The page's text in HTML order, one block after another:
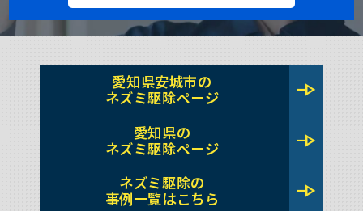
愛知県安城市の
ネズミ駆除ページ
line_end_arrow
愛知県の
ネズミ駆除ページ
line_end_arrow
ネズミ駆除の
事例一覧はこちら
line_end_arrow